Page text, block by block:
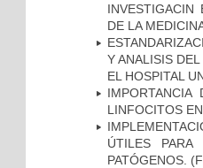
INVESTIGACIN
DE LA
Y ANALISIS
EL HOSPITAL
LINFOCITOS
ÚTILES
PATÓGENOS.